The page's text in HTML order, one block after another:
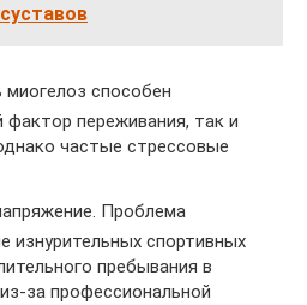
способен
переживания, так и
частые стрессовые
Проблема
изнурительных спортивных
пребывания в
за профессиональной